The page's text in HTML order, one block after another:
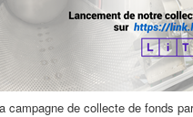
campagne de collecte de fonds